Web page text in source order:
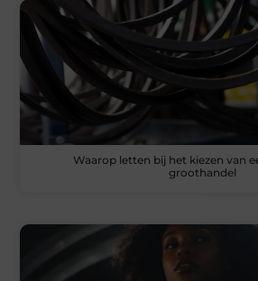
Waarop letten bij het kiezen van
groothandel